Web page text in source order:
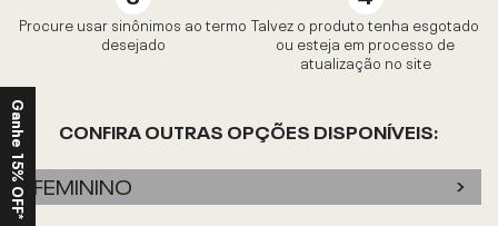
Procure usar sinônimos ao termo
desejado
Talvez o produto tenha esgotado
ou esteja em processo de
atualização no site
CONFIRA OUTRAS OPÇÕES DISPONÍVEIS:
FEMININO
Ganhe 15% OFF*